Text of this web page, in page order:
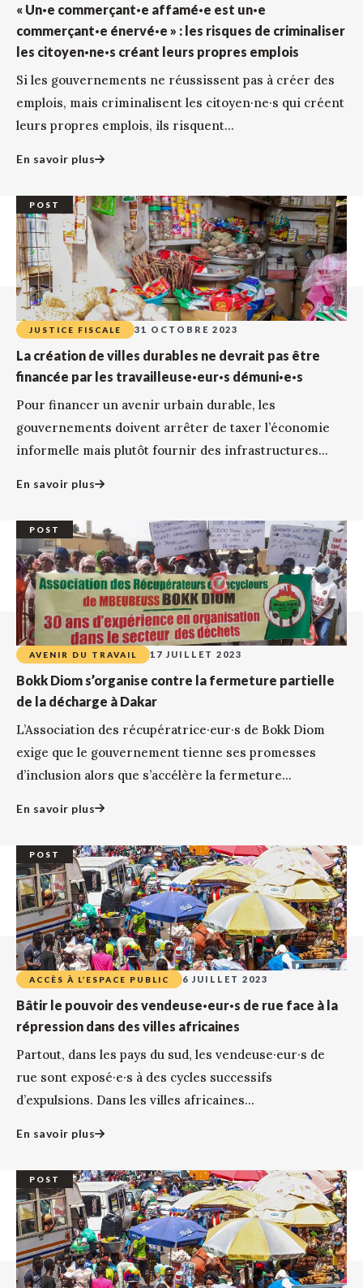
« Un·e commerçant·e affamé·e est un·e
commerçant·e énervé·e » : les risques de criminaliser
les citoyen·ne·s créant leurs propres emplois
Si les gouvernements ne réussissent pas à créer des
emplois, mais criminalisent les citoyen·ne·s qui créent
leurs propres emplois, ils risquent...
En savoir plus
POST
JUSTICE FISCALE 31 OCTOBRE 2023
La création de villes durables ne devrait pas être
financée par les travailleuse·eur·s démuni·e·s
Pour financer un avenir urbain durable, les
gouvernements doivent arrêter de taxer l’économie
informelle mais plutôt fournir des infrastructures...
En savoir plus
POST
AVENIR DU TRAVAIL 17 JUILLET 2023
Bokk Diom s’organise contre la fermeture partielle
de la décharge à Dakar
L’Association des récupératrice·eur·s de Bokk Diom
exige que le gouvernement tienne ses promesses
d’inclusion alors que s’accélère la fermeture...
En savoir plus
POST
ACCÈS À L’ESPACE PUBLIC 6 JUILLET 2023
Bâtir le pouvoir des vendeuse·eur·s de rue face à la
répression dans des villes africaines
Partout, dans les pays du sud, les vendeuse·eur·s de
rue sont exposé·e·s à des cycles successifs
d’expulsions. Dans les villes africaines...
En savoir plus
POST